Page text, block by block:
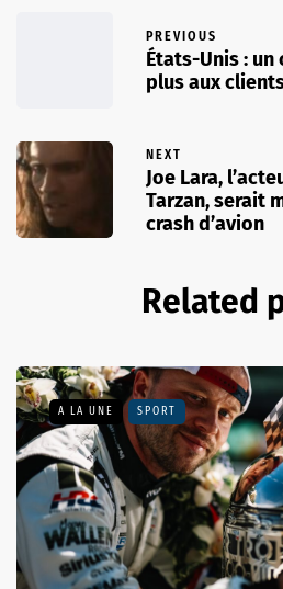
PREVIOUS
États-Unis : un
plus aux
NEXT
Joe Lara,
Tarzan, serait
crash d’avion
Related
A LA UNE SPORT